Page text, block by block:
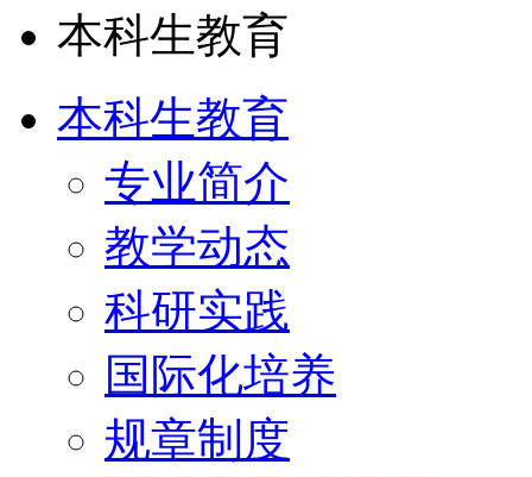
本科生教育
本科生教育
专业简介
教学动态
科研实践
国际化培养
规章制度